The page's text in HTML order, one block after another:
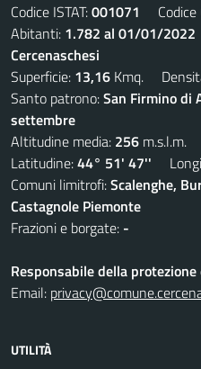
Codice ISTAT:001071 Codice
Abitanti: 1.782 al 01/01/2022
Cercenaschesi
Superficie: 13,16 Kmq.
Santo patrono:San Firmino di
settembre
Altitudine media: 256 m.s.l.m.
Latitudine:44° 51' 47''
Comuni limitrofi:Scalenghe,
Castagnole Piemonte
Frazioni e borgate: -
Responsabile della protezione
Email:
UTILITÀ